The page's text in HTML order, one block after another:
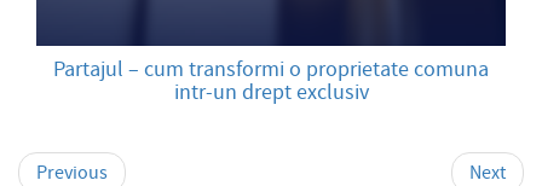
Partajul – cum transformi o proprietate comuna
intr-un drept exclusiv
Previous Next